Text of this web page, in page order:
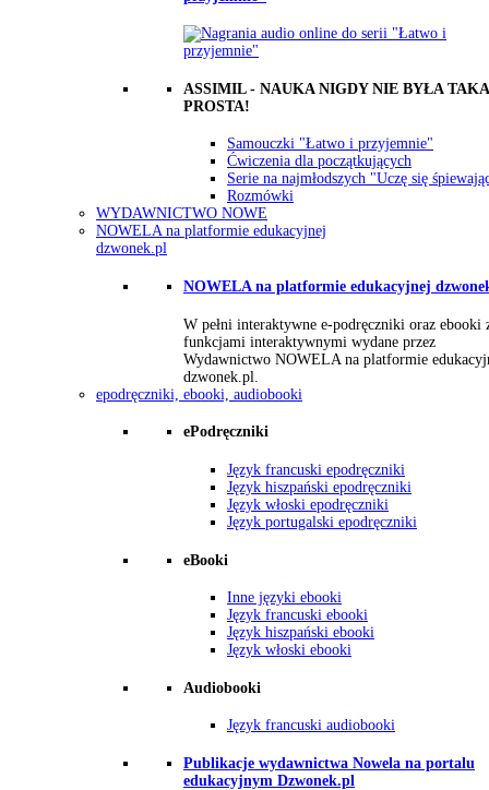
ASSIMIL - NAUKA NIGDY NIE BYŁA TAKA
PROSTA!
Samouczki "Łatwo i przyjemnie"
Ćwiczenia dla początkujących
Serie na najmłodszych "Uczę się
Rozmówki
WYDAWNICTWO NOWE
NOWELA na platformie edukacyjnej
dzwonek.pl
NOWELA na platformie edukacyjnej
W pełni interaktywne e-podręczniki oraz ebooki
funkcjami interaktywnymi wydane przez
Wydawnictwo NOWELA na platformie
dzwonek.pl.
epodręczniki, ebooki, audiobooki
ePodręczniki
Język francuski epodręczniki
Język hiszpański epodręczniki
Język włoski epodręczniki
Język portugalski epodręczniki
eBooki
Inne języki ebooki
Język francuski ebooki
Język hiszpański ebooki
Język włoski ebooki
Audiobooki
Język francuski audiobooki
Publikacje wydawnictwa Nowela na portalu
edukacyjnym Dzwonek.pl